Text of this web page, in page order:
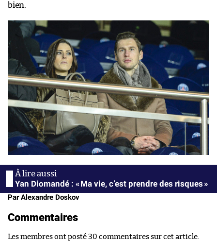
bien.
Yan Diomandé : « Ma vie, c’est prendre des risques »
Par Alexandre Doskov
Commentaires
Les membres ont posté 30 commentaires sur cet article.